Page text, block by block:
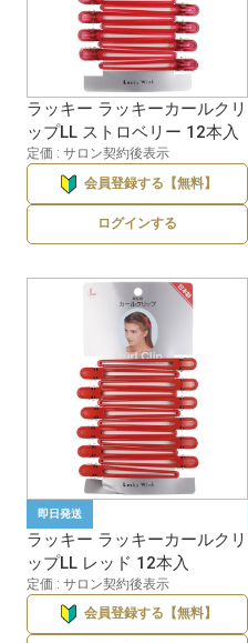
ラッキー ラッキーカールクリ
ップLL ストロベリー 12本入
定価 : サロン契約後表示
会員登録する【無料】
ログインする
即日発送
ラッキー ラッキーカールクリ
ップLL レッド 12本入
定価 : サロン契約後表示
会員登録する【無料】